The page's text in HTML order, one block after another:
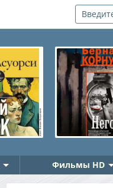
Фильмы HD